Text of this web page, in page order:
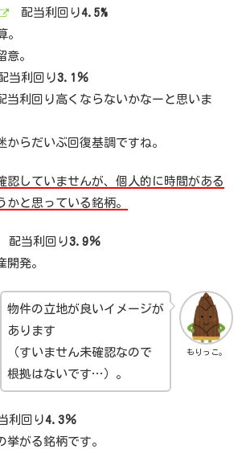
配当利回り4.5%
。
意。
当利回り3.1％
当利回り高くならないかなーと思いま
からだいぶ回復基調ですね。
認していませんが、個人的に時間がある
かと思っている銘柄。
配当利回り3.9％
開発。
もりっこ。
物件の立地が良いイメージが
あります
（すいません未確認なので
根拠はないです…）。
利回り4.3％
挙がる銘柄です。